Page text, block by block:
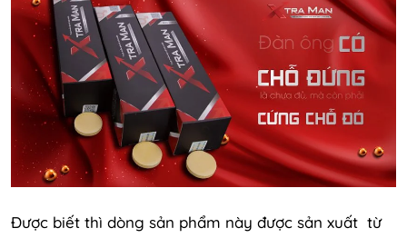
Được biết thì dòng sản phẩm này được sản xuất từ